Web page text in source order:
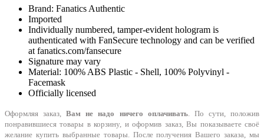
Brand: Fanatics Authentic
Imported
Individually numbered, tamper-evident hologram is
authenticated with FanSecure technology and can be verified
at fanatics.com/fansecure
Signature may vary
Material: 100% ABS Plastic - Shell, 100% Polyvinyl -
Facemask
Officially licensed
Оформляя заказ,Вам не надо ничего оплачивать. По сути, положив
понравившиеся товары в корзину, и оформив заказ, Вы показываете своё
желание купить выбранные товары. После получения Вашего заказа, мы